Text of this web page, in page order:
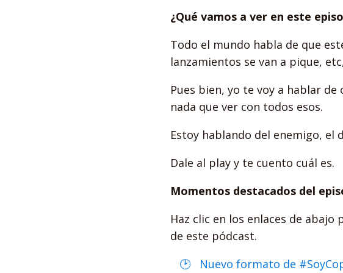
¿Qué vamos a ver en este
Todo el mundo habla de que
lanzamientos se van a pique,
Pues bien, yo te voy a hablar
nada que ver con todos esos.
Estoy hablando del enemigo,
Dale al play y te cuento cuál es.
Momentos destacados del
Haz clic en los enlaces de
de este pódcast.
Nuevo formato de